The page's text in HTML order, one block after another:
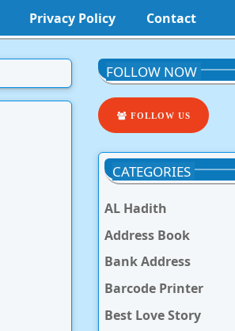
Privacy Policy Contact
FOLLOW NOW
FOLLOW US
CATEGORIES
AL Hadith
Address Book
Bank Address
Barcode Printer
Best Love Story